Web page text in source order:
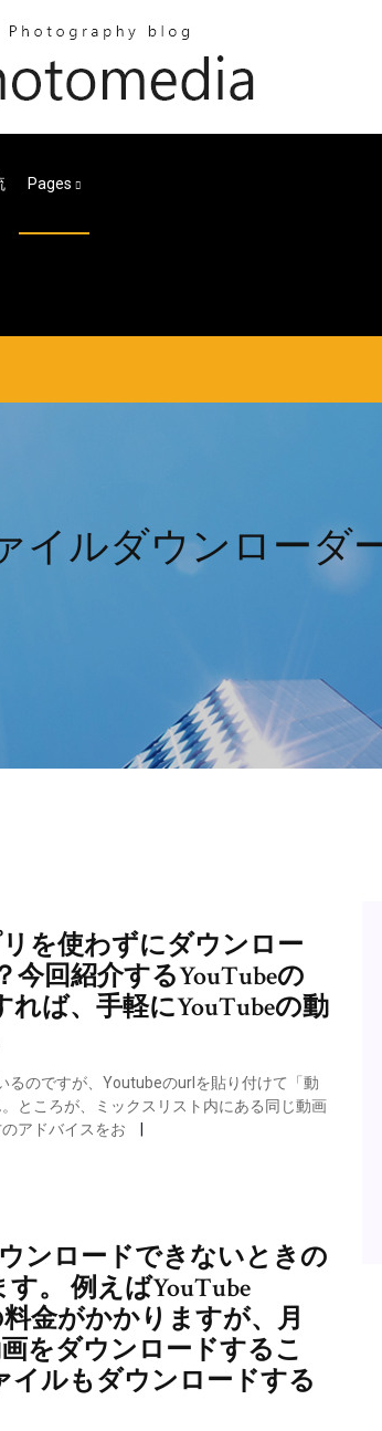
Pages
イルダウンローダ
を使わずにダウンロー
回紹介するYouTubeの
ば、手軽にYouTubeの動
るのですが、Youtubeのurlを貼り付けて「動
ところが、ミックスリスト内にある同じ動画
アドバイスをお
ンロードできないときの
。 例えばYouTube
金がかかりますが、月
をダウンロードするこ
イルもダウンロードする